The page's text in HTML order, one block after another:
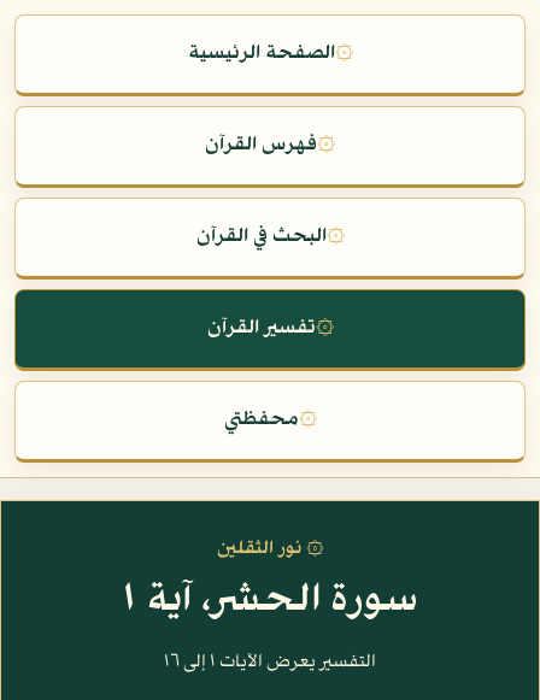
۞الصفحة الرئيسية
۞فهرس القرآن
۞البحث في القرآن
۞تفسير القرآن
۞محفظتي
۞ نور الثقلين
سورة الحشر، آية ١
التفسير يعرض الآيات ١ إلى ١٦